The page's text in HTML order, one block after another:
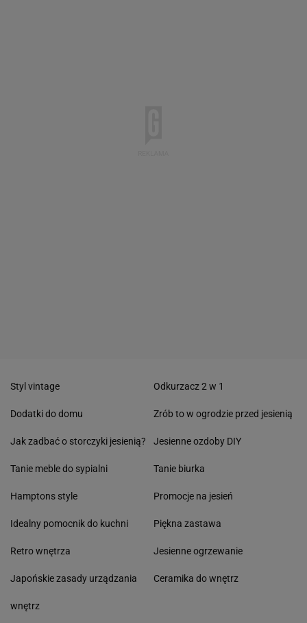
Styl vintage
Dodatki do domu
Jak zadbać o storczyki jesienią?
Tanie meble do sypialni
Hamptons style
Idealny pomocnik do kuchni
Retro wnętrza
Japońskie zasady urządzania
wnętrz
Odkurzacz 2 w 1
Zrób to w ogrodzie przed jesienią
Jesienne ozdoby DIY
Tanie biurka
Promocje na jesień
Piękna zastawa
Jesienne ogrzewanie
Ceramika do wnętrz